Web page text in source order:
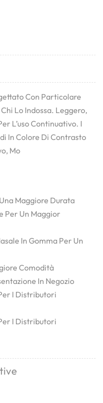
Con Particolare
Lo Indossa. Leggero,
L’uso Continuativo. I
In Colore Di Contrasto
Mo
Maggiore Durata
Per Un Maggior
In Gomma Per Un
Comodità
In Negozio
I Distributori
I Distributori